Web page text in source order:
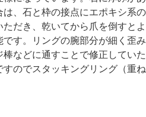
、石と枠の接点にエポキシ系の
だき、乾いてから爪を倒すとよ
す。リングの腕部分が細く歪み
などに通すことで修正していた
のでスタッキングリング（重ね